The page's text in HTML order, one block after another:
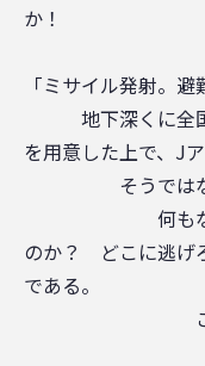
か！
「ミサイル発射。避
地下深くに全国
を用意した上で、J
そうではな
何もないで
のか？ どこに逃げ
である。
これが普通